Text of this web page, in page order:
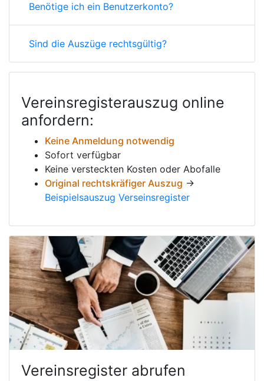
Benötige ich ein Benutzerkonto?
Sind die Auszüge rechtsgültig?
Vereinsregisterauszug online
anfordern:
Keine Anmeldung notwendig
Sofort verfügbar
Keine versteckten Kosten oder Abofalle
Original rechtskräfiger Auszug →
Beispielsauszug Verseinsregister
Vereinsregister abrufen